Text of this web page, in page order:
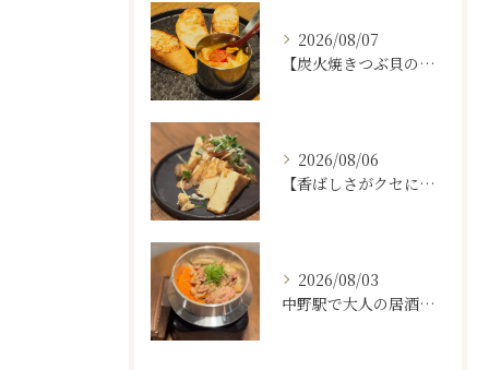
2026/08/07
【炭火焼きつぶ貝のスパニッシュアヒージョ🐚🔥】
2026/08/06
【香ばしさがクセになる。
2026/08/03
中野駅で大人の居酒屋をお探しならぜひワラテルへ！